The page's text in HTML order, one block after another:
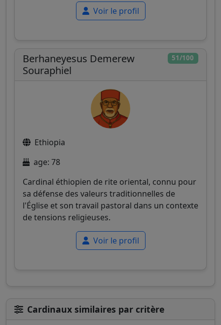
Voir le profil
51/100
Berhaneyesus Demerew
Souraphiel
Ethiopia
age: 78
Cardinal éthiopien de rite oriental, connu pour
sa défense des valeurs traditionnelles de
l'Église et son travail pastoral dans un contexte
de tensions religieuses.
Voir le profil
Cardinaux similaires par critère